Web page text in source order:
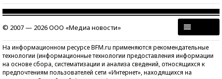
© 2007 — 2026 ООО «Медиа новости»
На информационном ресурсе BFM.ru применяются рекомендательные
технологии (информационные технологии предоставления информации
на основе сбора, систематизации и анализа сведений, относящихся к
предпочтениям пользователей сети «Интернет», находящихся на